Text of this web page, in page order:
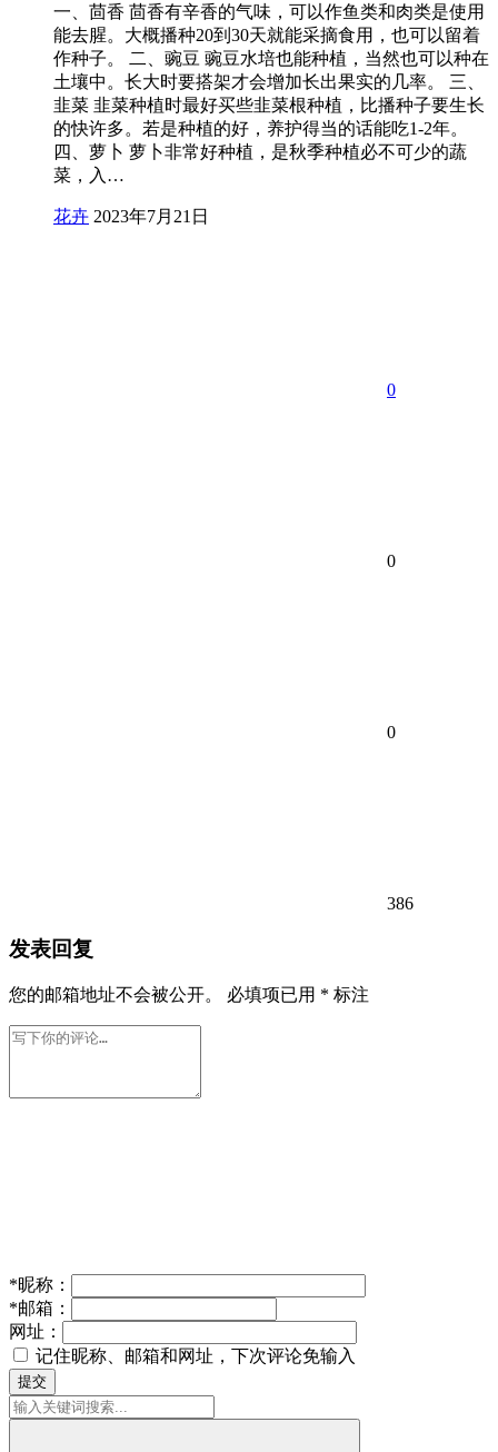
一、茴香 茴香有辛香的气味，可以作鱼类和肉类是使用
能去腥。大概播种20到30天就能采摘食用，也可以留着
作种子。 二、豌豆 豌豆水培也能种植，当然也可以种在
土壤中。长大时要搭架才会增加长出果实的几率。 三、
韭菜 韭菜种植时最好买些韭菜根种植，比播种子要生长
的快许多。若是种植的好，养护得当的话能吃1-2年。
四、萝卜 萝卜非常好种植，是秋季种植必不可少的蔬
菜，入…
花卉 2023年7月21日
0
0
0
386
发表回复
您的邮箱地址不会被公开。 必填项已用 * 标注
*昵称：
*邮箱：
网址：
记住昵称、邮箱和网址，下次评论免输入
提交